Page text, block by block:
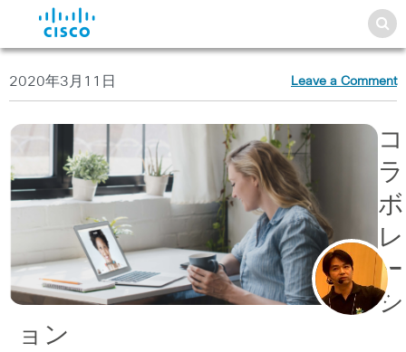
2020年3月11日 Leave a Comment
コ
ラ
ボ
レ
ー
シ
ョン